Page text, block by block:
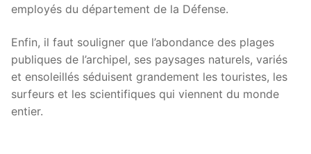
employés du département de la Défense.
Enfin, il faut souligner que l’abondance des plages
publiques de l’archipel, ses paysages naturels, variés
et ensoleillés séduisent grandement les touristes, les
surfeurs et les scientifiques qui viennent du monde
entier.